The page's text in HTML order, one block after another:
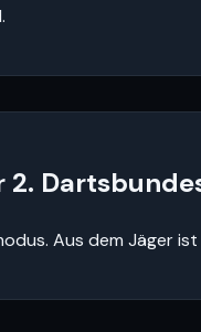
2.
Aus dem Jäger